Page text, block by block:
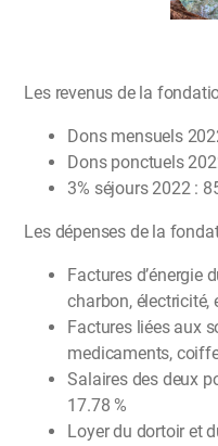
Les revenus de la
Dons mensuels
Dons ponctuels
3% séjours 2022 :
Les dépenses de la
Factures d’énergie
charbon, électricité,
Factures liées aux
medicaments,
Salaires des deux
17.78 %
Loyer du dortoir et